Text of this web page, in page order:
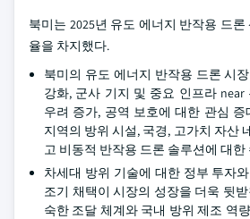
북미는 2025년 유도 에너지 반작용 드론
율을 차지했다.
북미의 유도 에너지 반작용 드론 시
강화, 군사 기지 및 중요 인프라
우려 증가, 공역 보호에 대한 관심 증
지역의 방위 시설, 국경, 고가치 자산
고 비동적 반작용 드론 솔루션에 대
차세대 방위 기술에 대한 정부 투자
조기 채택이 시장의 성장을 더욱 뒷
숙한 조달 체계와 국내 방위 제조 역